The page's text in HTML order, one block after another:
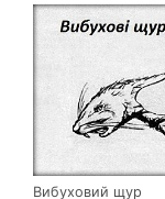
Вибуховий щур